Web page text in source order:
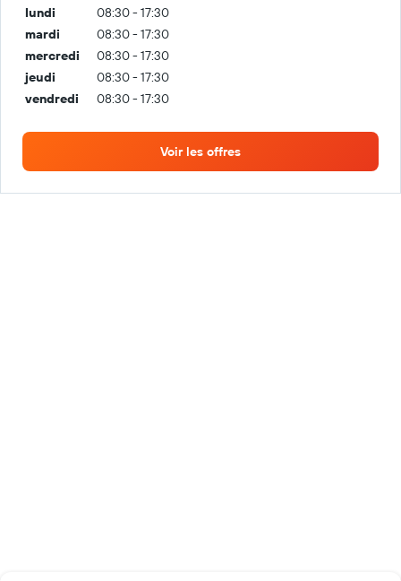
lundi
08:30 - 17:30
mardi
08:30 - 17:30
mercredi
08:30 - 17:30
jeudi
08:30 - 17:30
vendredi
08:30 - 17:30
Voir les offres